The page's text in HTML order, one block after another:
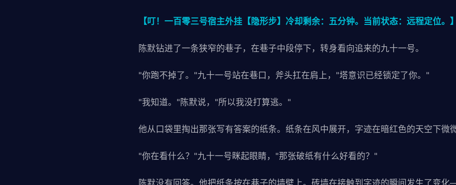
【叮！一百零三号宿主外挂【隐形步】冷却剩余：五分钟。当前状态：远程定位。】
陈默钻进了一条狭窄的巷子，在巷子中段停下，转身看向追来的九十一号。
"你跑不掉了。"九十一号站在巷口，斧头扛在肩上，"塔意识已经锁定了你。"
"我知道。"陈默说，"所以我没打算逃。"
他从口袋里掏出那张写有答案的纸条。纸条在风中展开，字迹在暗红色的天空下微
"你在看什么？"九十一号眯起眼睛，"那张破纸有什么好看的？"
陈默没有回答。他把纸条按在巷子的墙壁上。砖墙在接触到字迹的瞬间发生了变化